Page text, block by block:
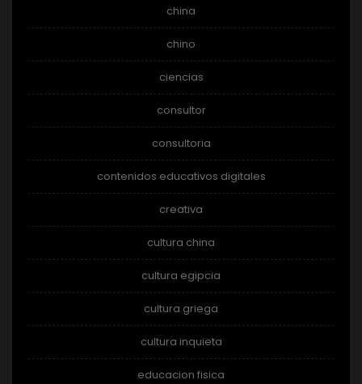
china
chino
ciencias
consultor
consultoria
contenidos educativos digitales
creativa
cultura china
cultura egipcia
cultura griega
cultura inquieta
educacion fisica